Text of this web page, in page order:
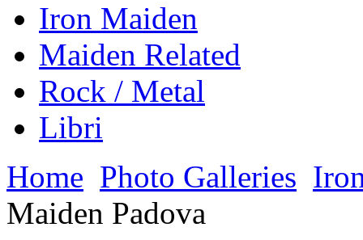
Iron Maiden
Maiden Related
Rock / Metal
Libri
Home Photo Galleries
Maiden Padova